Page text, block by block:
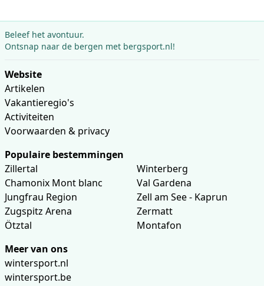
Beleef het avontuur.
Ontsnap naar de bergen met bergsport.nl!
Website
Artikelen
Vakantieregio's
Activiteiten
Voorwaarden & privacy
Populaire bestemmingen
Zillertal
Chamonix Mont blanc
Jungfrau Region
Zugspitz Arena
Ötztal
Winterberg
Val Gardena
Zell am See - Kaprun
Zermatt
Montafon
Meer van ons
wintersport.nl
wintersport.be